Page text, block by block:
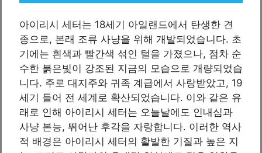
아이리시 세터는 18세기 아일랜드에서 탄생한 견
종으로, 본래 조류 사냥을 위해 개발되었습니다. 초
기에는 흰색과 빨간색 섞인 털을 가졌으나, 점차 순
수한 붉은빛이 강조된 지금의 모습으로 개량되었습
니다. 주로 대지주와 귀족 계급에서 사랑받았고, 19
세기 들어 전 세계로 확산되었습니다. 이와 같은 유
래로 인해 아이리시 세터는 오늘날에도 인내심과
사냥 본능, 뛰어난 후각을 자랑합니다. 이러한 역사
적 배경은 아이리시 세터의 활발한 기질과 높은 지